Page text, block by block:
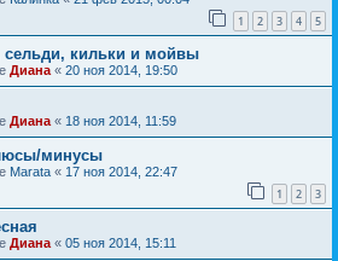
1 2 3 4 5
сельди, кильки и мойвы
Диана « 20 ноя 2014, 19:50
Диана « 18 ноя 2014, 11:59
минусы
Marata « 17 ноя 2014, 22:47
1 2 3
Диана « 05 ноя 2014, 15:11